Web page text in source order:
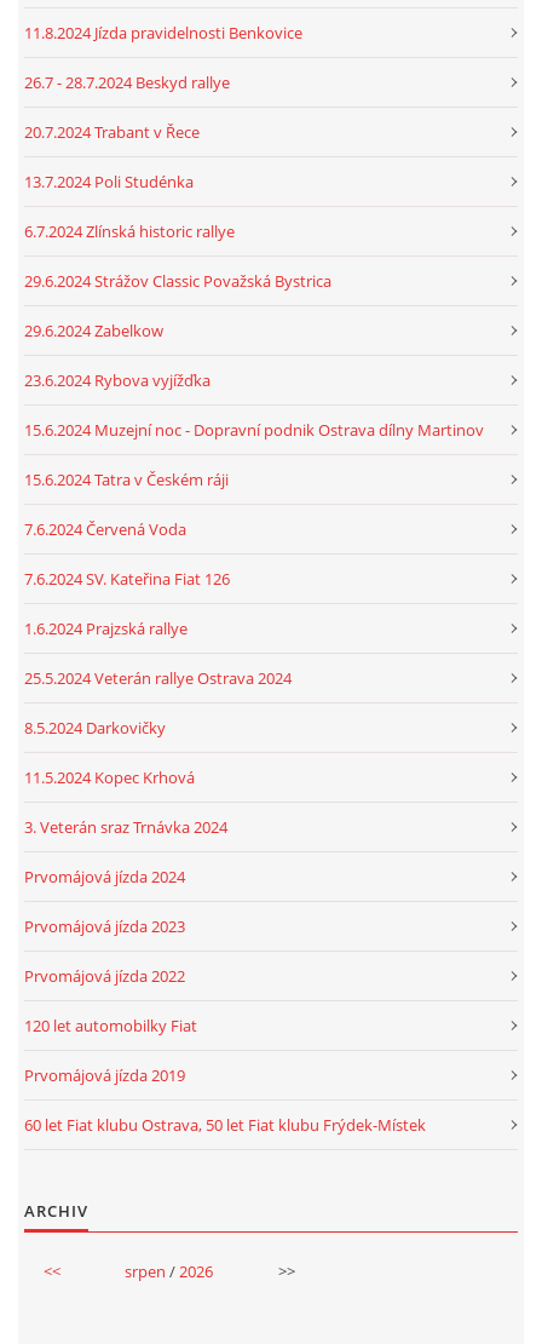
11.8.2024 Jízda pravidelnosti Benkovice
26.7 - 28.7.2024 Beskyd rallye
20.7.2024 Trabant v Řece
13.7.2024 Poli Studénka
6.7.2024 Zlínská historic rallye
29.6.2024 Strážov Classic Považská Bystrica
29.6.2024 Zabelkow
23.6.2024 Rybova vyjížďka
15.6.2024 Muzejní noc - Dopravní podnik Ostrava dílny Martinov
15.6.2024 Tatra v Českém ráji
7.6.2024 Červená Voda
7.6.2024 SV. Kateřina Fiat 126
1.6.2024 Prajzská rallye
25.5.2024 Veterán rallye Ostrava 2024
8.5.2024 Darkovičky
11.5.2024 Kopec Krhová
3. Veterán sraz Trnávka 2024
Prvomájová jízda 2024
Prvomájová jízda 2023
Prvomájová jízda 2022
120 let automobilky Fiat
Prvomájová jízda 2019
60 let Fiat klubu Ostrava, 50 let Fiat klubu Frýdek-Místek
ARCHIV
<< srpen /2026 >>